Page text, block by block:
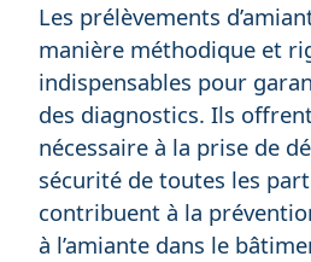
Les prélèvements
manière méthodique et
indispensables pour
des diagnostics. Ils
nécessaire à la prise de
sécurité de toutes les
contribuent à la
à l’amiante dans le